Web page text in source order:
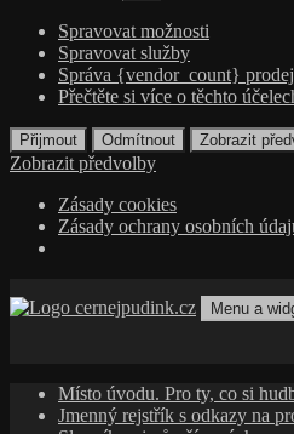
Spravovat možnosti
Spravovat služby
Správa {vendor_count}
Přečtěte si více o těchto
Přijmout Odmítnout Zobrazit
Zobrazit předvolby
Zásady cookies
Zásady ochrany osobních
k
Menu a
Místo úvodu. Pro ty, co si
Jmenný rejstřík s odkazy na